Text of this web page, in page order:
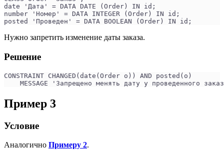
date 'Дата' = DATA DATE (Order) IN id;
number 'Номер' = DATA INTEGER (Order) IN id;
posted 'Проведен' = DATA BOOLEAN (Order) IN id;
Нужно запретить изменение даты заказа.
Решение
CONSTRAINT CHANGED(date(Order o)) AND posted(o)
MESSAGE 'Запрещено менять дату у проведенного
Пример 3
Условие
Аналогично Примеру 2.